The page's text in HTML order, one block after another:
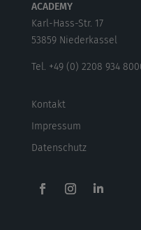
ACADEMY
Karl-Hass-Str. 17
53859 Niederkassel
Tel. +49 (0) 2208 934
Kontakt
Impressum
Datenschutz